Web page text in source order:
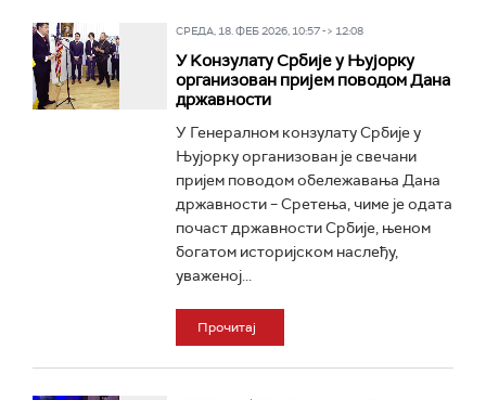
СРЕДА, 18. ФЕБ 2026, 10:57 -> 12:08
У Kонзулату Србије у Њујорку
организован пријем поводом Дана
државности
У Генералном конзулату Србије у
Њујорку организован је свечани
пријем поводом обележавања Дана
државности – Сретења, чиме је одата
почаст државности Србије, њеном
богатом историјском наслеђу,
уваженој...
Прочитај